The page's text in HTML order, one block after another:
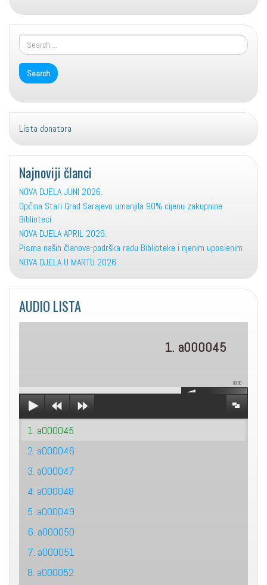
size.
size.
Lista donatora
Najnoviji članci
NOVA DJELA JUNI 2026.
Općina Stari Grad Sarajevo umanjila 90% cijenu zakupnine
Biblioteci
NOVA DJELA APRIL 2026.
Pisma naših članova-podrška radu Biblioteke i njenim uposlenim
NOVA DJELA U MARTU 2026.
AUDIO LISTA
1. a000045
00:00
1. a000045
2. a000046
3. a000047
4. a000048
5. a000049
6. a000050
7. a000051
8. a000052